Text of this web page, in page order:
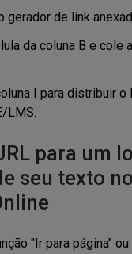
gerador de link
da coluna B e cole
I para distribuir o
LMS.
para um
seu texto no
"Ir para página" ou